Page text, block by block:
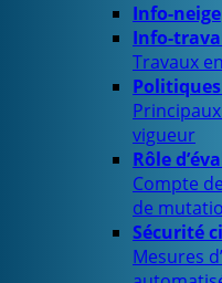
Info-neige
Info-
Travaux
vigueur
Rôle
Compte
de
Sécurité
Mesures